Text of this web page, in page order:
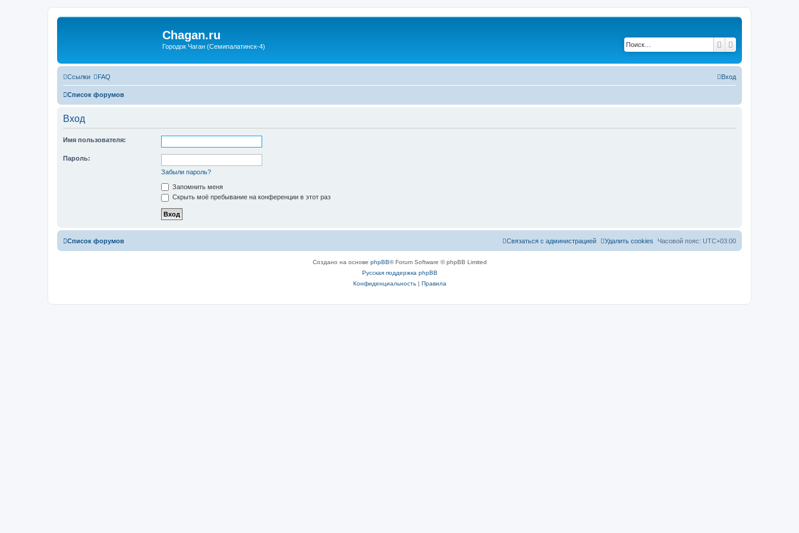
Chagan.ru
Городок Чаган (Семипалатинск-4) Поиск
Ссылки FAQ Вход
Список форумов
Вход
Имя пользователя:
Пароль:
Забыли пароль?
Запомнить меня
Скрыть моё пребывание на конференции в этот раз
Список форумов Часовой пояс: UTC+03:00
Удалить cookies
Связаться с администрацией
Создано на основе phpBB® Forum Software © phpBB Limited
Русская поддержка phpBB
Конфиденциальность| Правила